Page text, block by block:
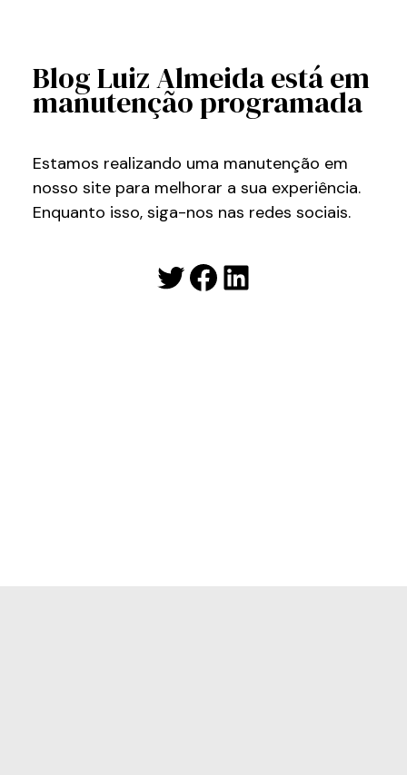
Blog Luiz Almeida está em
manutenção programada
Estamos realizando uma manutenção em
nosso site para melhorar a sua experiência.
Enquanto isso, siga-nos nas redes sociais.
Twitter
Facebook
LinkedIn